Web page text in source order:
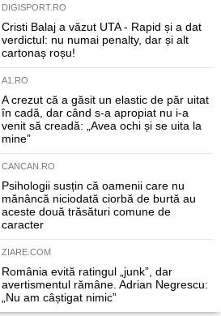
DIGISPORT.RO
Cristi Balaj a văzut UTA - Rapid și a dat
verdictul: nu numai penalty, dar și alt
cartonaș roșu!
A1.RO
A crezut că a găsit un elastic de păr uitat
în cadă, dar când s-a apropiat nu i-a
venit să creadă: „Avea ochi și se uita la
mine”
CANCAN.RO
Psihologii susțin că oamenii care nu
mănâncă niciodată ciorbă de burtă au
aceste două trăsături comune de
caracter
ZIARE.COM
România evită ratingul „junk”, dar
avertismentul rămâne. Adrian Negrescu:
„Nu am câștigat nimic”